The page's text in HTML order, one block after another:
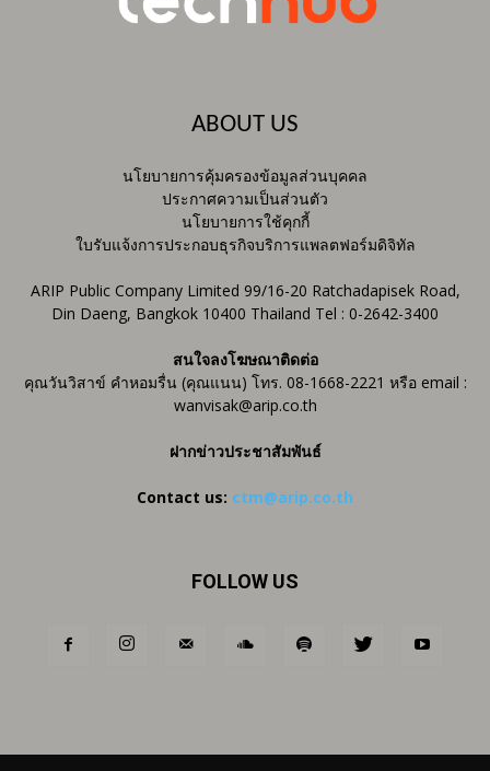
ABOUT US
นโยบายการคุ้มครองข้อมูลส่วนบุคคล
ประกาศความเป็นส่วนตัว
นโยบายการใช้คุกกี้
ใบรับแจ้งการประกอบธุรกิจบริการแพลตฟอร์มดิจิทัล
ARIP Public Company Limited 99/16-20 Ratchadapisek Road,
Din Daeng, Bangkok 10400 Thailand Tel : 0-2642-3400
สนใจลงโฆษณาติดต่อ
คุณวันวิสาข์ คำหอมรื่น (คุณแนน) โทร. 08-1668-2221 หรือ email :
wanvisak@arip.co.th
ฝากข่าวประชาสัมพันธ์
Contact us: ctm@arip.co.th
FOLLOW US